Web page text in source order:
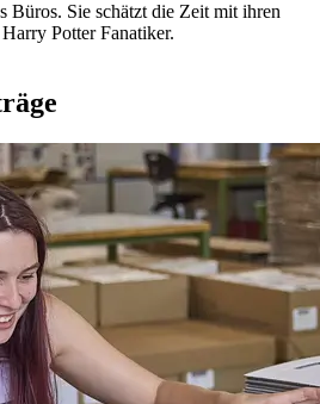
Büros. Sie schätzt die Zeit mit ihren
Potter Fanatiker.